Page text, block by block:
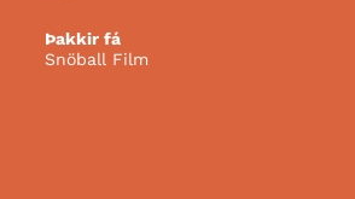
Þakkir fá
Snöball Film